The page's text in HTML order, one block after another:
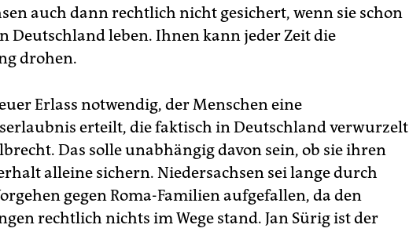
auch dann rechtlich nicht gesichert, wenn sie schon
Deutschland leben. Ihnen kann jeder Zeit die
drohen.
Erlass notwendig, der Menschen eine
erteilt, die faktisch in Deutschland verwurzelt
Das solle unabhängig davon sein, ob sie ihren
alleine sichern. Niedersachsen sei lange durch
gegen Roma-Familien aufgefallen, da den
rechtlich nichts im Wege stand. Jan Sürig ist der